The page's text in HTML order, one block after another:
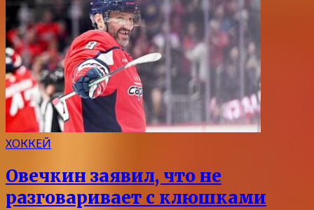
ХОККЕЙ
Овечкин заявил, что не
разговаривает с клюшками